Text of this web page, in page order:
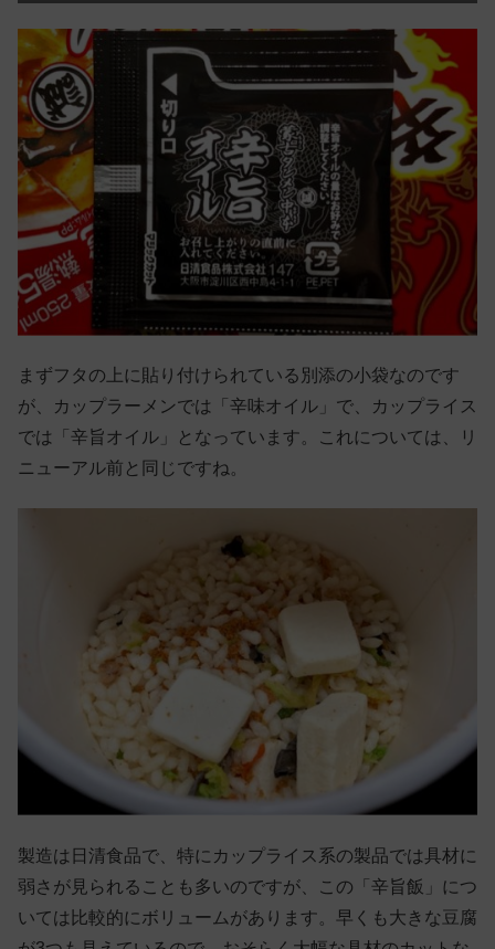
まずフタの上に貼り付けられている別添の小袋なのです
が、カップラーメンでは「辛味オイル」で、カップライス
では「辛旨オイル」となっています。これについては、リ
ニューアル前と同じですね。
製造は日清食品で、特にカップライス系の製品では具材に
弱さが見られることも多いのですが、この「辛旨飯」につ
いては比較的にボリュームがあります。早くも大きな豆腐